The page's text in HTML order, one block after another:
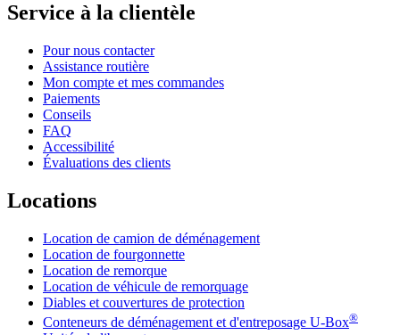
Service à la clientèle
Pour nous contacter
Assistance routière
Mon compte et mes commandes
Paiements
Conseils
FAQ
Accessibilité
Évaluations des clients
Locations
Location de camion de déménagement
Location de fourgonnette
Location de remorque
Location de véhicule de remorquage
Diables et couvertures de protection
Conteneurs de déménagement et d'entreposage U-Box®